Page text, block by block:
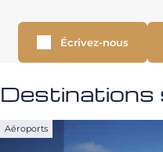
Écrivez-nous
Destinations
Aéroports